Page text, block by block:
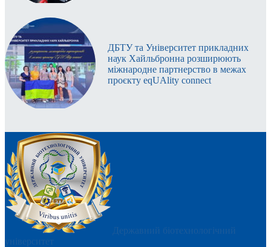
ДБТУ та Університет прикладних
наук Хайльбронна розширюють
міжнародне партнерство в межах
проєкту eqUAlity connect
Державний біотехнологічний
університет